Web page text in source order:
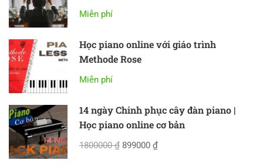
Miễn phí
Học piano online với giáo trình
Methode Rose
Miễn phí
14 ngày Chinh phục cây đàn piano |
Học piano online cơ bản
1800000 ₫ 899000 ₫